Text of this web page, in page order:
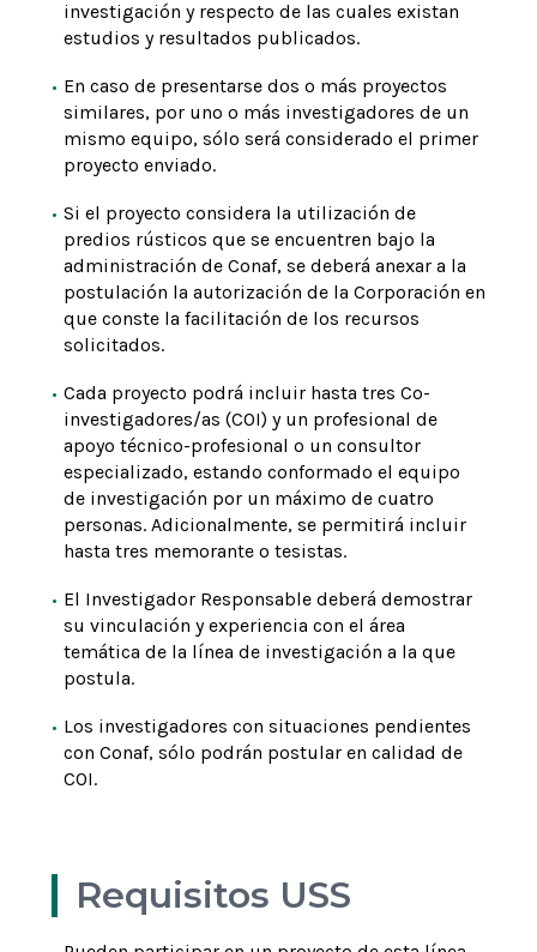
investigación y respecto de las cuales existan
estudios y resultados publicados.
En caso de presentarse dos o más proyectos
similares, por uno o más investigadores de un
mismo equipo, sólo será considerado el primer
proyecto enviado.
Si el proyecto considera la utilización de
predios rústicos que se encuentren bajo la
administración de Conaf, se deberá anexar a la
postulación la autorización de la Corporación en
que conste la facilitación de los recursos
solicitados.
Cada proyecto podrá incluir hasta tres Co-
investigadores/as (COI) y un profesional de
apoyo técnico-profesional o un consultor
especializado, estando conformado el equipo
de investigación por un máximo de cuatro
personas. Adicionalmente, se permitirá incluir
hasta tres memorante o tesistas.
El Investigador Responsable deberá demostrar
su vinculación y experiencia con el área
temática de la línea de investigación a la que
postula.
Los investigadores con situaciones pendientes
con Conaf, sólo podrán postular en calidad de
COI.
Requisitos USS